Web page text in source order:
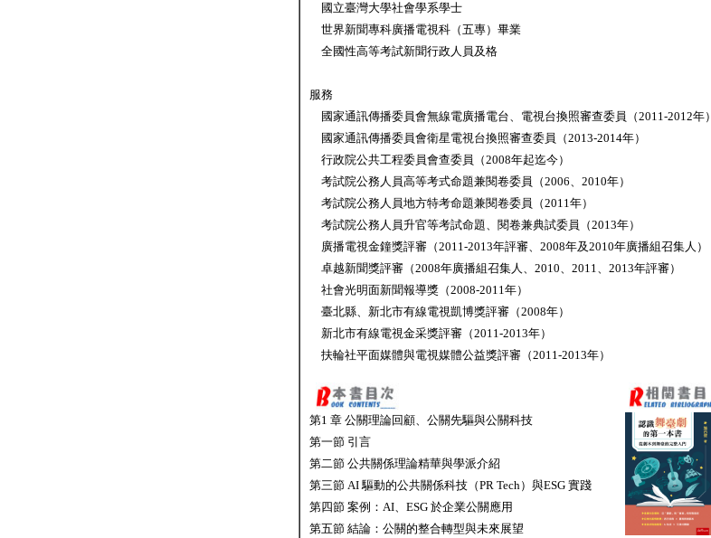
國立臺灣大學社會學系學士
世界新聞專科廣播電視科（五專）畢業
全國性高等考試新聞行政人員及格
服務
國家通訊傳播委員會無線電廣播電台、電視台換照審查委員（2011-2012年）
國家通訊傳播委員會衛星電視台換照審查委員（2013-2014年）
行政院公共工程委員會查委員（2008年起迄今）
考試院公務人員高等考式命題兼閱卷委員（2006、2010年）
考試院公務人員地方特考命題兼閱卷委員（2011年）
考試院公務人員升官等考試命題、閱卷兼典試委員（2013年）
廣播電視金鐘獎評審（2011-2013年評審、2008年及2010年廣播組召集人）
卓越新聞獎評審（2008年廣播組召集人、2010、2011、2013年評審）
社會光明面新聞報導獎（2008-2011年）
臺北縣、新北市有線電視凱博獎評審（2008年）
新北市有線電視金采獎評審（2011-2013年）
扶輪社平面媒體與電視媒體公益獎評審（2011-2013年）
第1 章 公關理論回顧、公關先驅與公關科技
第一節 引言
第二節 公共關係理論精華與學派介紹
第三節 AI 驅動的公共關係科技（PR Tech）與ESG 實踐
第四節 案例：AI、ESG 於企業公關應用
第五節 結論：公關的整合轉型與未來展望